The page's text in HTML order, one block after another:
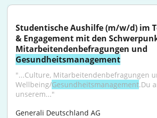
Studentische Aushilfe (m/w/d) im
& Engagement mit den
Gesundheitsmanagement
"...Culture, Mitarbeitendenbefragungen
Wellbeing/Gesundheitsmanagement.Du
unserem..."
Generali Deutschland AG